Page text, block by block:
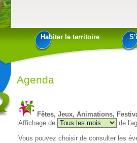
Habiter le territoire
Agenda
Fêtes, Jeux, Animations,
Affichage de
de
Vous pouvez choisir de consulter les